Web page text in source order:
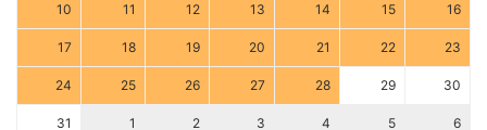
10 11 12 13 14 15 16
17 18 19 20 21 22 23
24 25 26 27 28 29 30
31 1 2 3 4 5 6